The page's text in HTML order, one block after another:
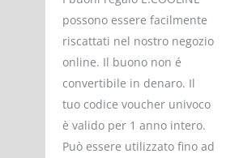
possono essere facilmente
riscattati nel nostro negozio
online. Il buono non é
convertibile in denaro. Il
tuo codice voucher univoco
è valido per 1 anno intero.
Può essere utilizzato fino ad